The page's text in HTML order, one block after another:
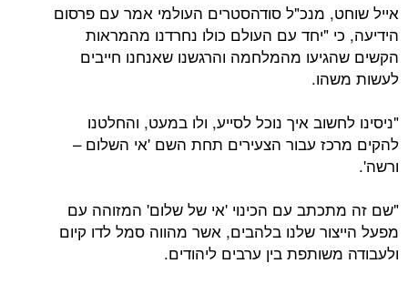
אייל שוחט, מנכ"ל סודהסטרים העולמי אמר עם פרסום
הידיעה, כי "יחד עם העולם כולו נחרדנו מהמראות
הקשים שהגיעו מהמלחמה והרגשנו שאנחנו חייבים
לעשות משהו.
"ניסינו לחשוב איך נוכל לסייע, ולו במעט, והחלטנו
להקים מרכז עבור הצעירים תחת השם 'אי השלום –
ורשה'.
"שם זה מתכתב עם הכינוי 'אי של שלום' המזוהה עם
מפעל הייצור שלנו בלהבים, אשר מהווה סמל לדו קיום
ולעבודה משותפת בין ערבים ליהודים.